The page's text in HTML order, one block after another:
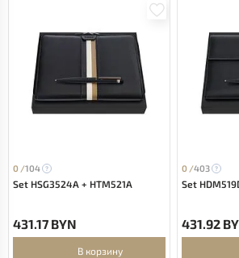
0 /104
Set HSG3524A + HTM521A
431.17 BYN
В корзину
0 /403
Set
431.92